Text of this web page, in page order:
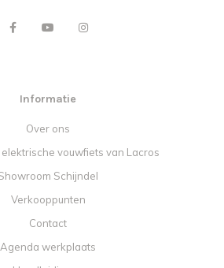
Informatie
Over ons
vouwfiets van Lacros
Schijndel
Verkooppunten
Contact
Agenda werkplaats